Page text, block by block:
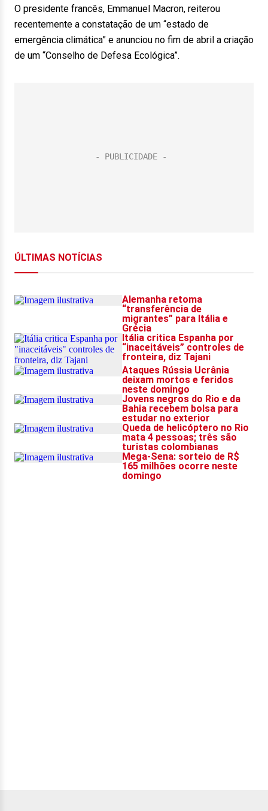
O presidente francês, Emmanuel Macron, reiterou
recentemente a constatação de um “estado de
emergência climática” e anunciou no fim de abril a criação
de um “Conselho de Defesa Ecológica”.